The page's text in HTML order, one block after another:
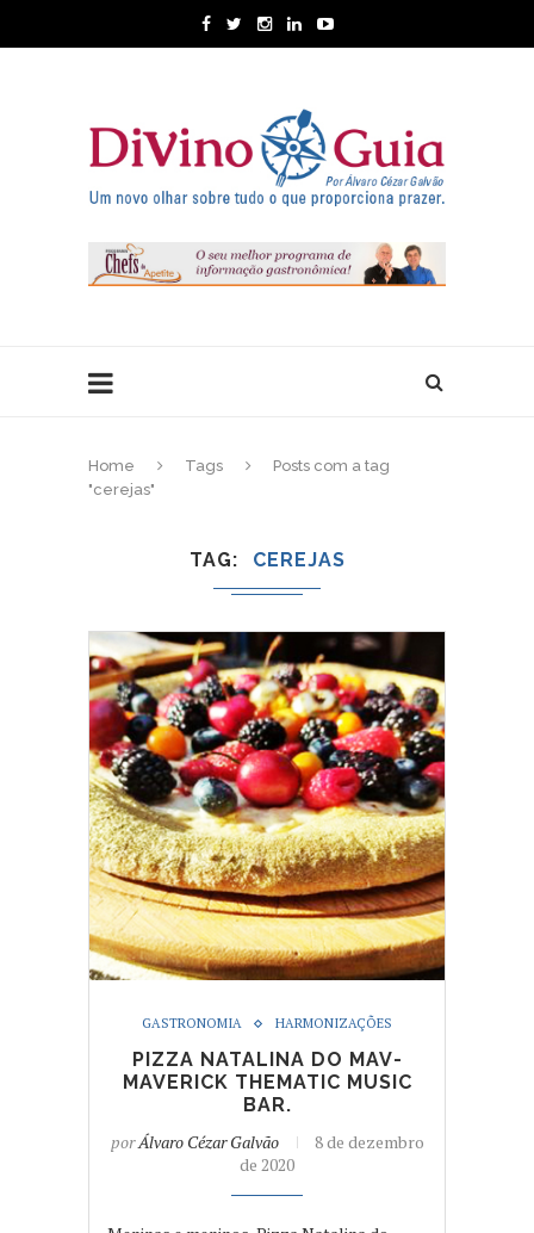
Home Tags
Posts com a tag
"cerejas"
TAG CEREJAS
GASTRONOMIA HARMONIZAÇÕES
PIZZA NATALINA DO MAV-
MAVERICK THEMATIC MUSIC
BAR.
porÁlvaro Cézar Galvão
8 de dezembro
de 2020